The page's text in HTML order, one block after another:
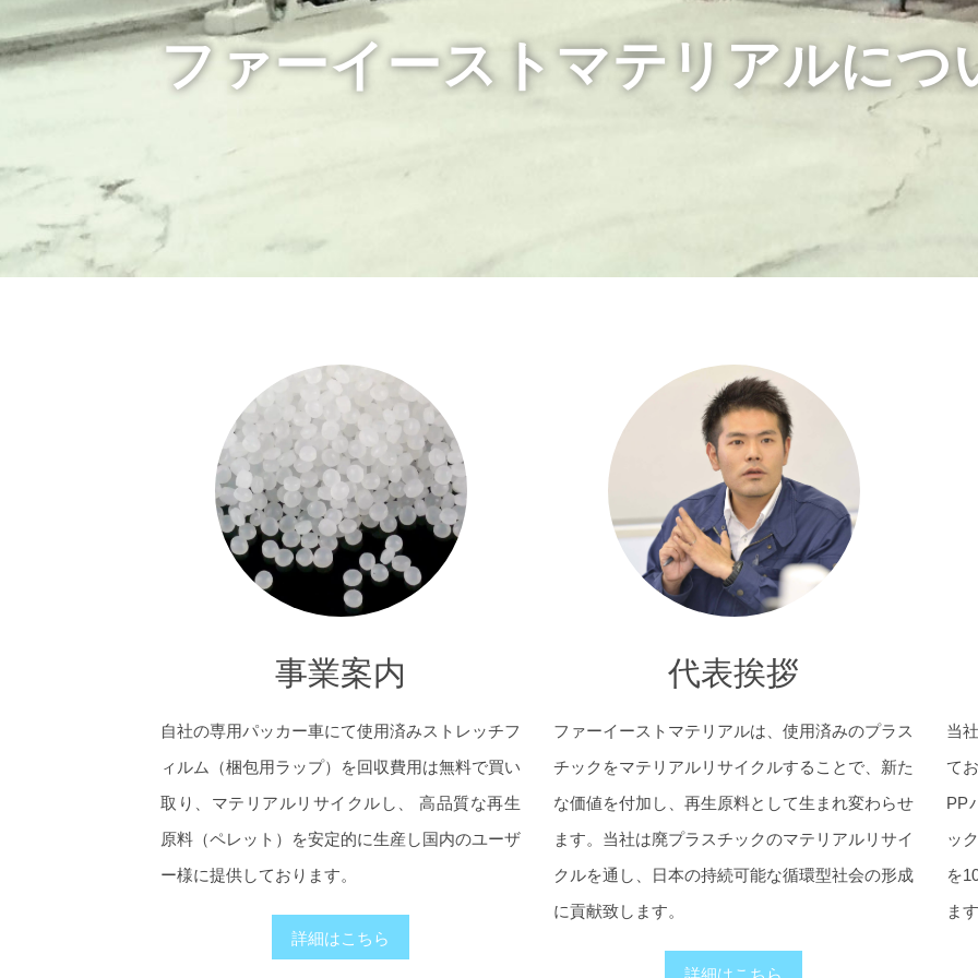
ファーイーストマテリアルにつ
事業案内
自社の専用パッカー車にて使用済みストレッチフ
ィルム（梱包用ラップ）を回収費用は無料で買い
取り、マテリアルリサイクルし、 高品質な再生
原料（ペレット）を安定的に生産し国内のユーザ
ー様に提供しております。
詳細はこちら
代表挨拶
ファーイーストマテリアルは、使用済みのプラス
チックをマテリアルリサイクルすることで、新た
な価値を付加し、再生原料として生まれ変わらせ
ます。当社は廃プラスチックのマテリアルリサイ
クルを通し、日本の持続可能な循環型社会の形成
に貢献致します。
詳細はこちら
当
て
PP
ッ
を
ま